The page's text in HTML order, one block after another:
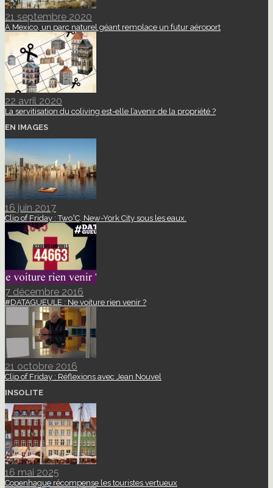
21 septembre 2020
A Mexico, un parc naturel géant remplace un futur aéroport
22 avril 2020
La servitisation du coliving est-elle l’avenir de la propriété ?
EN IMAGES
16 juin 2017
Clip of Friday : Two°C, New-York City sous les eaux.
7 décembre 2016
#DATAGUEULE : Ne voiture rien venir ?
21 octobre 2016
Clip of Friday : Réflexions avec Jean Nouvel
INSOLITE
16 mai 2025
Copenhague récompense les touristes vertueux